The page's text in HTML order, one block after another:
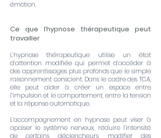
émotion.
Ce que l’hypnose thérapeutique peut
travailler
L’hypnose thérapeutique utilise un état
d’attention modifiée qui permet d’accéder à
des apprentissages plus profonds que le simple
raisonnement conscient. Dans le cadre des TCA,
elle peut aider à créer un espace entre
l’impulsion et le comportement, entre la tension
et la réponse automatique.
L’accompagnement en hypnose peut viser à
apaiser le système nerveux, réduire l’intensité
de certains déclencheurs, modifier des